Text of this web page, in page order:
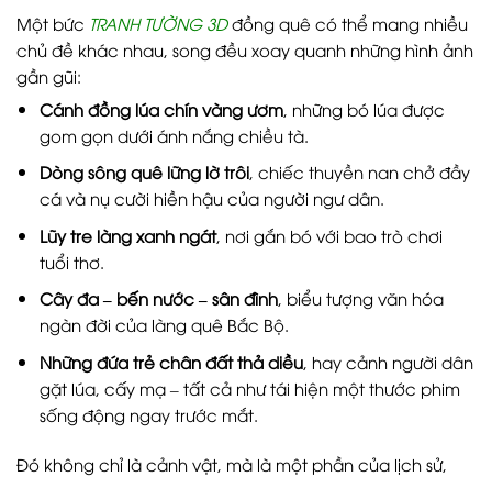
Một bức TRANH TƯỜNG 3Dđồng quê có thể mang nhiều
chủ đề khác nhau, song đều xoay quanh những hình ảnh
gần gũi:
Cánh đồng lúa chín vàng ươm, những bó lúa được
gom gọn dưới ánh nắng chiều tà.
Dòng sông quê lững lờ trôi, chiếc thuyền nan chở đầy
cá và nụ cười hiền hậu của người ngư dân.
Lũy tre làng xanh ngát, nơi gắn bó với bao trò chơi
tuổi thơ.
Cây đa – bến nước – sân đình, biểu tượng văn hóa
ngàn đời của làng quê Bắc Bộ.
Những đứa trẻ chân đất thả diều, hay cảnh người dân
gặt lúa, cấy mạ – tất cả như tái hiện một thước phim
sống động ngay trước mắt.
Đó không chỉ là cảnh vật, mà là một phần của lịch sử,